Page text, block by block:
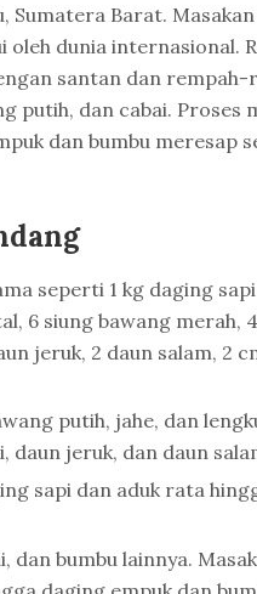
Sumatera Barat.
oleh dunia internasional.
santan dan rempah-
putih, dan cabai. Proses
dan bumbu meresap
seperti 1 kg daging
6 siung bawang merah,
jeruk, 2 daun salam, 2
putih, jahe, dan
daun jeruk, dan daun
sapi dan aduk rata
dan bumbu lainnya.